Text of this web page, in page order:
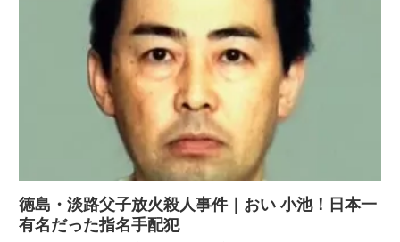
徳島・淡路父子放火殺人事件｜おい 小池！日本一
有名だった指名手配犯